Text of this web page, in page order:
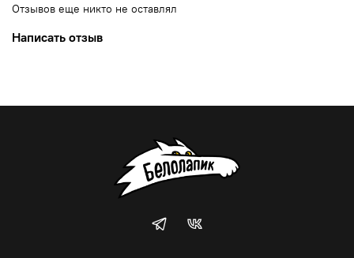
Отзывов еще никто не оставлял
Написать отзыв